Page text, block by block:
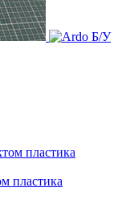
Б/У
пластика